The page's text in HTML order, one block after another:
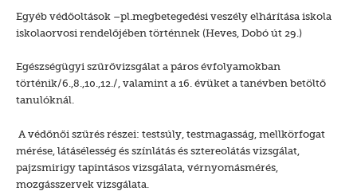
Egyéb védőoltások –pl.megbetegedési veszély elhárítása iskola
iskolaorvosi rendelőjében történnek (Heves, Dobó út 29.)
Egészségügyi szűrővizsgálat a páros évfolyamokban
történik/6.,8.,10.,12./, valamint a 16. évüket a tanévben betöltő
tanulóknál.
A védőnői szűrés részei: testsúly, testmagasság, mellkörfogat
mérése, látásélesség és színlátás és sztereolátás vizsgálat,
pajzsmirigy tapintásos vizsgálata, vérnyomásmérés,
mozgásszervek vizsgálata.